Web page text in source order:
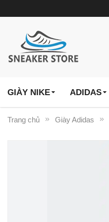
GIÀY NIKE ADIDAS
Trang chủ Giày Adidas